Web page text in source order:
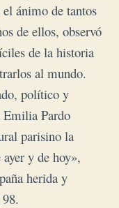
el ánimo de tantos
de ellos, observó
de la historia
al mundo.
político y
Pardo
parisino la
y de hoy»,
herida y